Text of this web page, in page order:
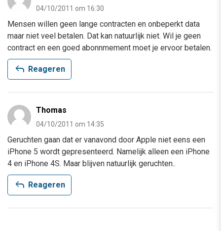
04/10/2011 om 16:30
Mensen willen geen lange contracten en onbeperkt data
maar niet veel betalen. Dat kan natuurlijk niet. Wil je geen
contract en een goed abonnmement moet je ervoor betalen.
reply Reageren
Thomas
04/10/2011 om 14:35
Geruchten gaan dat er vanavond door Apple niet eens een
iPhone 5 wordt gepresenteerd. Namelijk alleen een iPhone
4 en iPhone 4S. Maar blijven natuurlijk geruchten..
reply Reageren